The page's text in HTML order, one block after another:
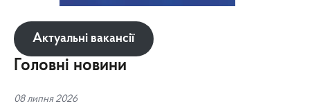
Актуальні вакансії
Головні новини
08 липня 2026